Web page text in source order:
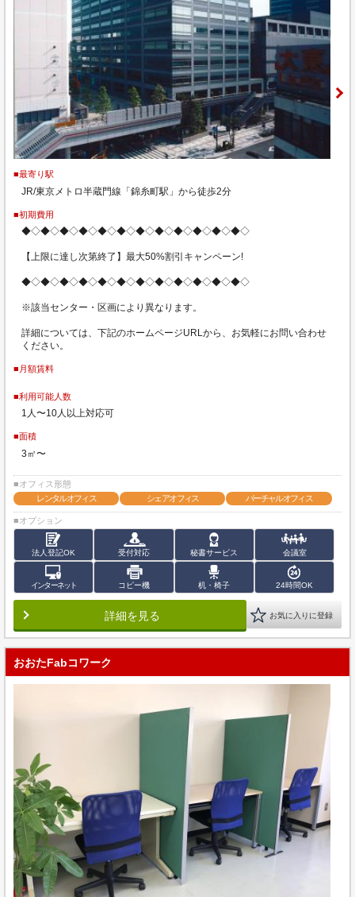
■最寄り駅
JR/東京メトロ半蔵門線「錦糸町駅」から徒歩2分
■初期費用
◆◇◆◇◆◇◆◇◆◇◆◇◆◇◆◇◆◇◆◇◆◇◆◇
【上限に達し次第終了】最大50%割引キャンペーン!
◆◇◆◇◆◇◆◇◆◇◆◇◆◇◆◇◆◇◆◇◆◇◆◇
※該当センター・区画により異なります。
詳細については、下記のホームページURLから、お気軽にお問い合わせ
ください。
■月額賃料
■利用可能人数
1人〜10人以上対応可
■面積
3㎡〜
■オフィス形態
レンタルオフィス
シェアオフィス バーチャルオフィス
■オプション
法人登記OK 受付対応 秘書サービス 会議室
インターネット コピー機 机・椅子 24時間OK
詳細を見る お気に入りに登録
おおたFabコワーク